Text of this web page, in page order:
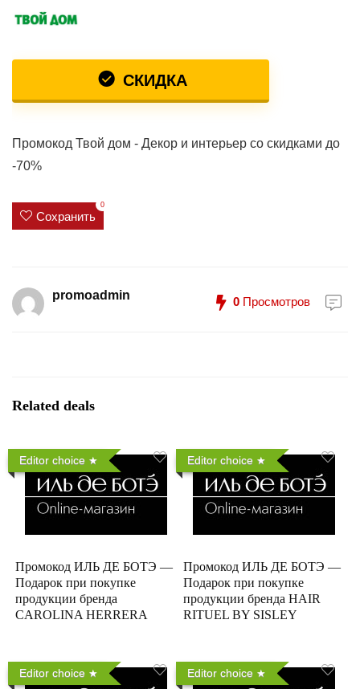
СКИДКА
Промокод Твой дом - Декор и интерьер со скидками до
-70%
Сохранить
0
promoadmin 0 Просмотров
Related deals
Editor choice
Промокод ИЛЬ ДЕ БОТЭ —
Подарок при покупке
продукции бренда
CAROLINA HERRERA
Editor choice
Промокод ИЛЬ ДЕ БОТЭ —
Подарок при покупке
продукции бренда HAIR
RITUEL BY SISLEY
Editor choice Editor choice